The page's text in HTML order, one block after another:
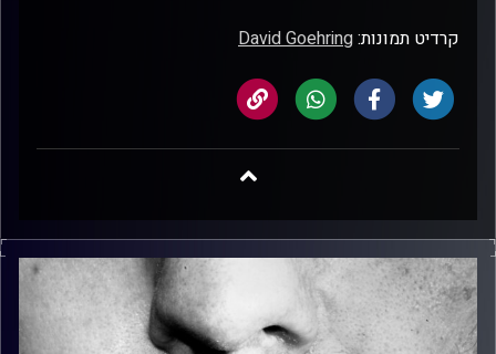
קרדיט תמונות:David Goehring